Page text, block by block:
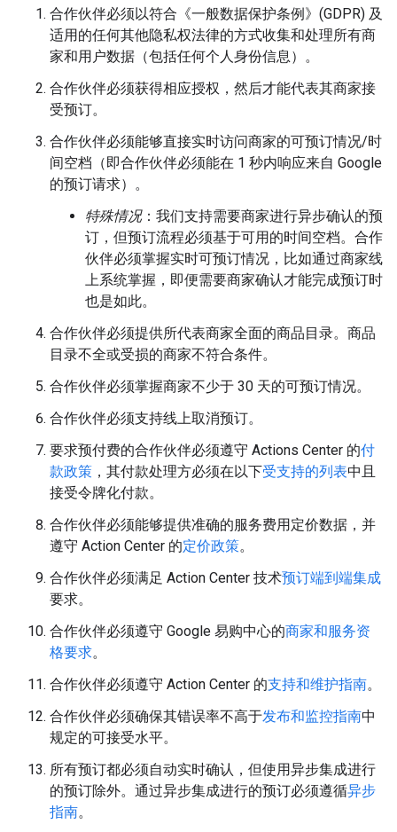
合作伙伴必须以符合《一般数据保护条例》(GDPR) 及
适用的任何其他隐私权法律的方式收集和处理所有商
家和用户数据（包括任何个人身份信息）。
合作伙伴必须获得相应授权，然后才能代表其商家接
受预订。
合作伙伴必须能够直接实时访问商家的可预订情况/时
间空档（即合作伙伴必须能在 1 秒内响应来自 Google
的预订请求）。
特殊情况：我们支持需要商家进行异步确认的预
订，但预订流程必须基于可用的时间空档。合作
伙伴必须掌握实时可预订情况，比如通过商家线
上系统掌握，即便需要商家确认才能完成预订时
也是如此。
合作伙伴必须提供所代表商家全面的商品目录。商品
目录不全或受损的商家不符合条件。
合作伙伴必须掌握商家不少于 30 天的可预订情况。
合作伙伴必须支持线上取消预订。
要求预付费的合作伙伴必须遵守 Actions Center 的付
款政策 ，其付款处理方必须在以下受支持的列表中且
接受令牌化付款。
合作伙伴必须能够提供准确的服务费用定价数据，并
遵守 Action Center 的定价政策。
合作伙伴必须满足 Action Center 技术预订端到端集成
要求。
合作伙伴必须遵守 Google 易购中心的商家和服务资
格要求。
合作伙伴必须遵守 Action Center 的支持和维护指南。
合作伙伴必须确保其错误率不高于发布和监控指南中
规定的可接受水平。
所有预订都必须自动实时确认，但使用异步集成进行
的预订除外。通过异步集成进行的预订必须遵循异步
指南。